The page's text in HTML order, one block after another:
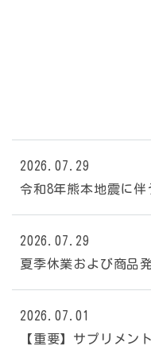
2026.07.29
令和8年熊本地震に
2026.07.29
夏季休業および商品
2026.07.01
【重要】サプリメン